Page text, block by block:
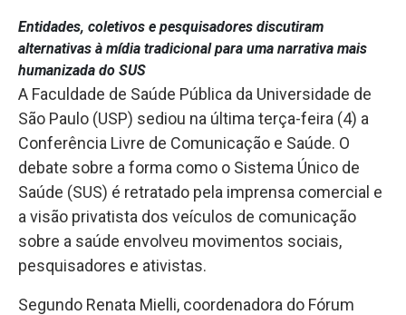
Entidades, coletivos e pesquisadores discutiram
alternativas à mídia tradicional para uma narrativa mais
humanizada do SUS
A Faculdade de Saúde Pública da Universidade de
São Paulo (USP) sediou na última terça-feira (4) a
Conferência Livre de Comunicação e Saúde. O
debate sobre a forma como o Sistema Único de
Saúde (SUS) é retratado pela imprensa comercial e
a visão privatista dos veículos de comunicação
sobre a saúde envolveu movimentos sociais,
pesquisadores e ativistas.
Segundo Renata Mielli, coordenadora do Fórum